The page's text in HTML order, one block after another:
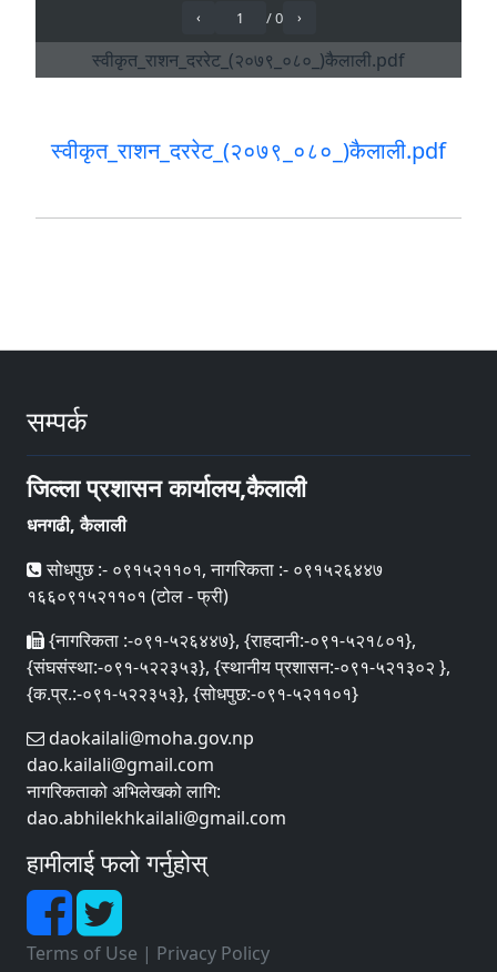
स्वीकृत_राशन_दररेट_(२०७९_०८०_)कैलाली.pdf
सम्पर्क
जिल्ला प्रशासन कार्यालय,कैलाली
धनगढी, कैलाली
सोधपुछ :- ०९१५२११०१, नागरिकता :- ०९१५२६४४७
१६६०९१५२११०१ (टोल - फ्री)
{नागरिकता :-०९१-५२६४४७}, {राहदानी:-०९१-५२१८०१},
{संघसंस्था:-०९१-५२२३५३}, {स्थानीय प्रशासन:-०९१-५२१३०२ },
{क.प्र.:-०९१-५२२३५३}, {सोधपुछ:-०९१-५२११०१}
daokailali@moha.gov.np
dao.kailali@gmail.com
नागरिकताको अभिलेखको लागि:
dao.abhilekhkailali@gmail.com
हामीलाई फलो गर्नुहोस्
Terms of Use | Privacy Policy